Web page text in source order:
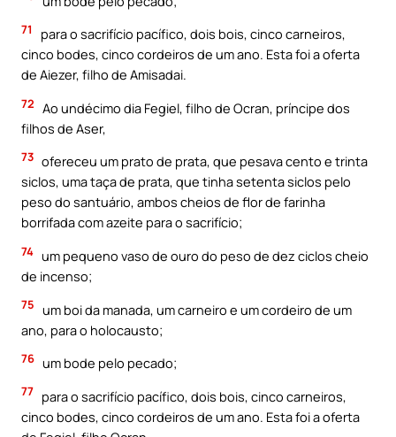
71
para o sacrifício pacífico, dois bois, cinco carneiros,
cinco bodes, cinco cordeiros de um ano. Esta foi a oferta
de Aiezer, filho de Amisadai.
72 Ao undécimo dia Fegiel, filho de Ocran, príncipe dos
filhos de Aser,
73 ofereceu um prato de prata, que pesava cento e trinta
siclos, uma taça de prata, que tinha setenta siclos pelo
peso do santuário, ambos cheios de flor de farinha
borrifada com azeite para o sacrifício;
74 um pequeno vaso de ouro do peso de dez ciclos cheio
de incenso;
75 um boi da manada, um carneiro e um cordeiro de um
ano, para o holocausto;
76 um bode pelo pecado;
77 para o sacrifício pacífico, dois bois, cinco carneiros,
cinco bodes, cinco cordeiros de um ano. Esta foi a oferta